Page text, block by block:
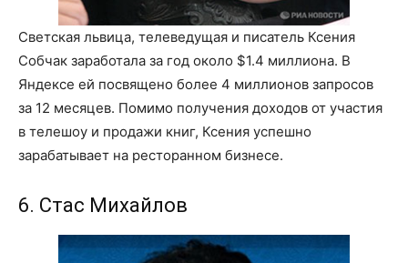
Светская львица, телеведущая и писатель Ксения
Собчак заработала за год около $1.4 миллиона. В
Яндексе ей посвящено более 4 миллионов запросов
за 12 месяцев. Помимо получения доходов от участия
в телешоу и продажи книг, Ксения успешно
зарабатывает на ресторанном бизнесе.
6. Стас Михайлов